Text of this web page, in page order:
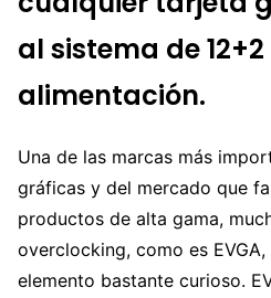
al sistema de
alimentación.
Una de las marcas más
gráficas y del mercado que
productos de alta gama,
overclocking, como es
elemento bastante curioso.